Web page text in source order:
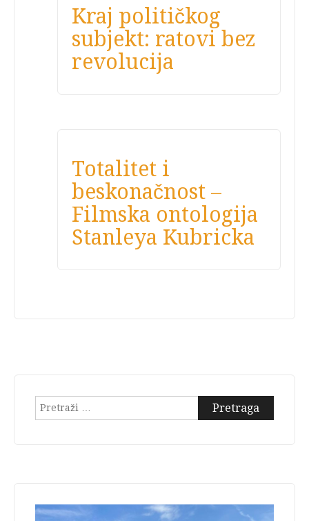
Kraj političkog
subjekt: ratovi bez
revolucija
Totalitet i
beskonačnost –
Filmska ontologija
Stanleya Kubricka
Pretraga: